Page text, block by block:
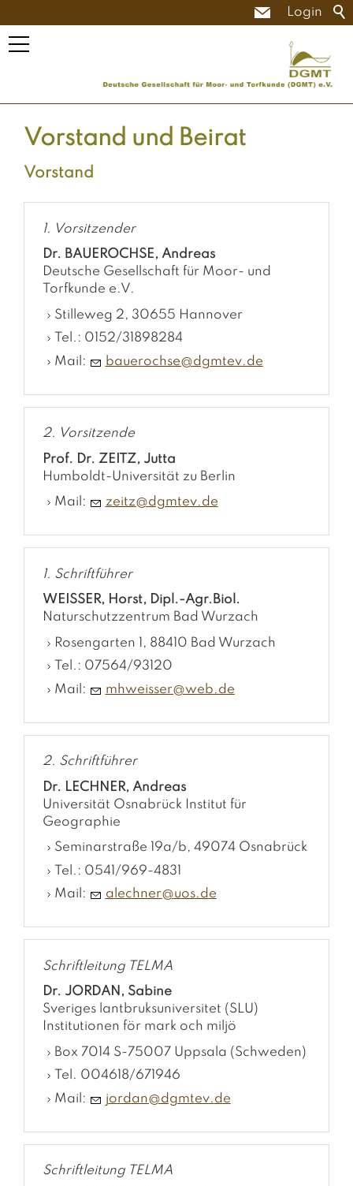
Login
Vorstand und Beirat
Vorstand
1. Vorsitzender
Dr. BAUEROCHSE, Andreas
Deutsche Gesellschaft für Moor- und
Torfkunde e.V.
Stilleweg 2, 30655 Hannover
Tel.: 0152/31898284
Mail:
b r chs dgmt v d
2. Vorsitzende
Prof. Dr. ZEITZ, Jutta
Humboldt-Universität zu Berlin
Mail:
z tz dgmt v d
1. Schriftführer
WEISSER, Horst, Dipl.-Agr.Biol.
Naturschutzzentrum Bad Wurzach
Rosengarten 1, 88410 Bad Wurzach
Tel.: 07564/93120
Mail:
mhw ss r w b d
2. Schriftführer
Dr. LECHNER, Andreas
Universität Osnabrück Institut für
Geographie
Seminarstraße 19a/b, 49074 Osnabrück
Tel.: 0541/969-4831
Mail:
chn r s d
Schriftleitung TELMA
Dr. JORDAN, Sabine
Sveriges lantbruksuniversitet (SLU)
Institutionen för mark och miljö
Box 7014 S-75007 Uppsala (Schweden)
Tel. 004618/671946
Mail:
j rd n dgmt v d
Schriftleitung TELMA